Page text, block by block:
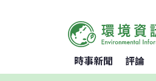
時事新聞 評論